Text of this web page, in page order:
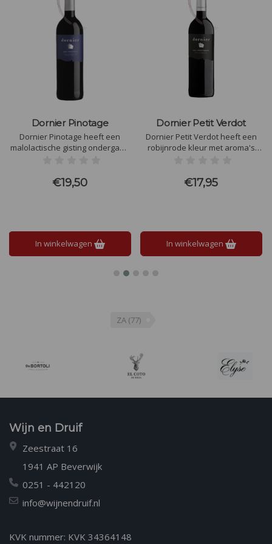
Dornier Pinotage
Dornier Pinotage heeft een
malolactische gisting ondergaan
vaten opgevoed. Neus van
zwarte kersen, tabak en
€19,50
In winkelwagen
Dornier Petit Verdot
Dornier Petit Verdot heeft een
robijnrode kleur met aroma's
wijn met een fluweel zachte
afdronk
€17,95
In winkelwagen
ZA (77)
Wijn en Druif
Zeestraat 16
1941 AP Beverwijk
0251 - 442120
info@wijnendruif.nl
KVK nummer: KVK 34364148